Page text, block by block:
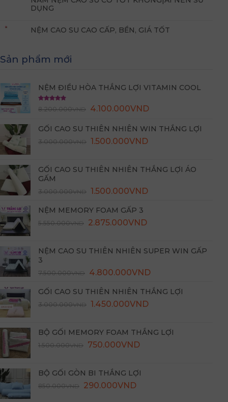
DỤNG
NỆM CAO SU CAO CẤP, BỀN, GIÁ TỐT
Sản phẩm mới
NỆM ĐIỀU HÒA THẮNG LỢI VITAMIN COOL
hạng5.00
8.200.000VND 4.100.000VND
GỐI CAO SU THIÊN NHIÊN WIN THẮNG LỢI
3.000.000VND Giá
3.000.000VND.
1.500.000VNDGiá
là:
GỐI CAO SU THIÊN NHIÊN THẮNG LỢI ÁO
GẤM
3.000.000VND Giá
là:
3.000.000VND.
1.500.000VNDGiá
NỆM MEMORY FOAM GẤP 3
5.550.000VND 2.875.000VND
NỆM CAO SU THIÊN NHIÊN SUPER WIN GẤP
3
7.500.000VND 4.800.000VND
GỐI CAO SU THIÊN NHIÊN THẮNG LỢI
3.000.000VND Giá
3.000.000VND.
1.450.000VNDGiá
là:
BỘ GỐI MEMORY FOAM THẮNG LỢI
1.500.000VND Giá
1.500.000VND.
750.000VNDGiá
là:
BỘ GỐI GÒN BI THẮNG LỢI
850.000VND Giá
290.000VNDGiá